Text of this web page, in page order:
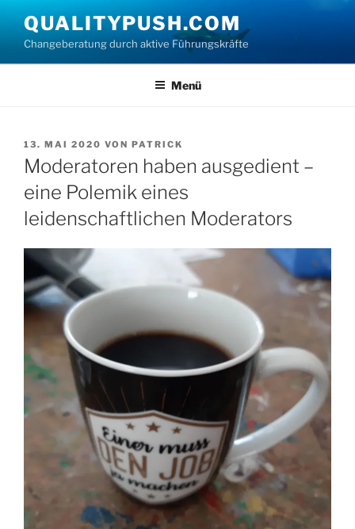
Inhalt
springen
QUALITYPUSH.COM
Changeberatung durch aktive Führungskräfte
Menü
VERÖFFENTLICHT
AM
13. MAI 2020 VON PATRICK
Moderatoren haben ausgedient –
eine Polemik eines
leidenschaftlichen Moderators